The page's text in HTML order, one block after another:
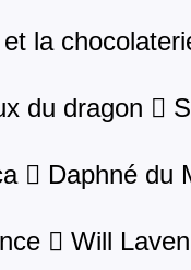
la
du dragon 
 Daphné du
 Will